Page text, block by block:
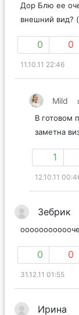
Дор Блю ее
внешний вид?
0 0
11.10.11 22:46
Mild
В готовом
заметна
1
12.10.11
Зебрик
0 0
31.12.11 01:55
Ирина